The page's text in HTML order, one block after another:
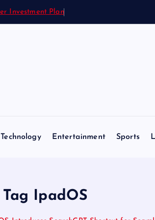
Investment Plan
Technology Entertainment Sports
Tag IpadOS